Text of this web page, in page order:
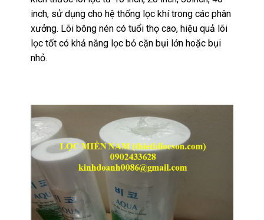
inch, sử dụng cho hệ thống lọc khí trong các phân
xưởng. Lõi bông nén có tuổi thọ cao, hiệu quả lõi
lọc tốt có khả năng lọc bỏ cặn bụi lớn hoặc bụi
nhỏ.